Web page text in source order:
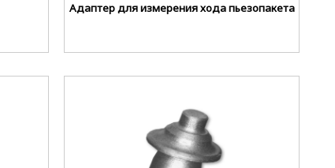
Адаптер для измерения хода пьезопакета